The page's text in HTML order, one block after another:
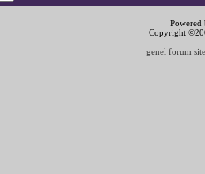
Copyright
genel forum